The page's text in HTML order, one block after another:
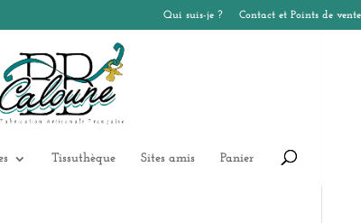
Qui suis-je ? Contact et Points de vente
Tissuthèque Sites amis Panier